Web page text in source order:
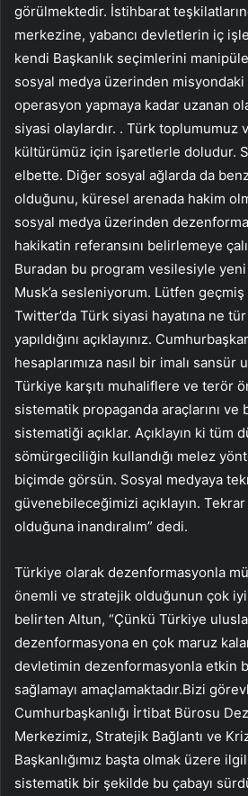
görülmektedir. İstihbarat
merkezine, yabancı devletlerin iç
kendi Başkanlık seçimlerini
sosyal medya üzerinden misyondaki
operasyon yapmaya kadar uzanan
siyasi olaylardır. . Türk toplumumuz
kültürümüz için işaretlerle doludur.
elbette. Diğer sosyal ağlarda da
olduğunu, küresel arenada hakim
sosyal medya üzerinden
hakikatin referansını belirlemeye
Buradan bu program vesilesiyle
Musk’a sesleniyorum. Lütfen
Twitter’da Türk siyasi hayatına ne
yapıldığını açıklayınız.
hesaplarımıza nasıl bir imalı sansür
Türkiye karşıtı muhaliflere ve terör
sistematik propaganda araçlarını ve
sistematiği açıklar. Açıklayın ki tüm
sömürgeciliğin kullandığı melez
biçimde görsün. Sosyal medyaya
güvenebileceğimizi açıklayın.
olduğuna inandıralım” dedi.
Türkiye olarak dezenformasyonla
önemli ve stratejik olduğunun çok iyi
belirten Altun, “Çünkü Türkiye
dezenformasyona en çok maruz
devletimin dezenformasyonla etkin
sağlamayı amaçlamaktadır.Bizi
Cumhurbaşkanlığı İrtibat Bürosu
Merkezimiz, Stratejik Bağlantı ve
Başkanlığımız başta olmak üzere
sistematik bir şekilde bu çabayı